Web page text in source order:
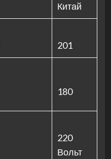
Китай
201
180
220
Вольт